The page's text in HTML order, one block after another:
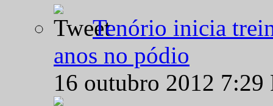
Tenório inicia
anos no pódio
16 outubro 2012